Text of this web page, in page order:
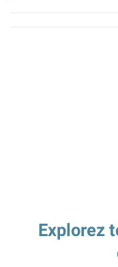
Explorez